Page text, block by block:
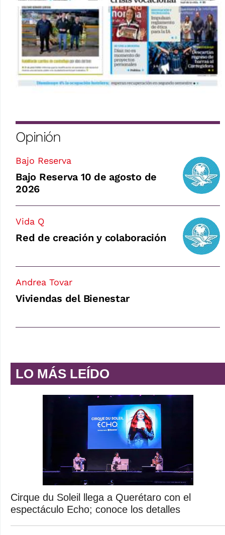
Opinión
Bajo Reserva
Bajo Reserva 10 de agosto de
2026
Vida Q
Red de creación y colaboración
Andrea Tovar
Viviendas del Bienestar
LO MÁS LEÍDO
Cirque du Soleil llega a Querétaro con el
espectáculo Echo; conoce los detalles